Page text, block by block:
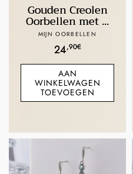
Gouden Creolen
Oorbellen met ...
Verkoper:
MIJN OORBELLEN
Normale
prijs
24,90€
AAN
WINKELWAGEN
TOEVOEGEN